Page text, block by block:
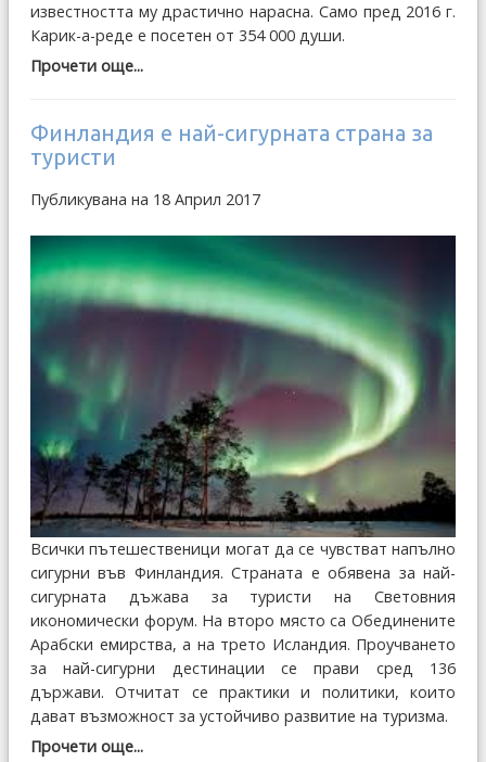
известността му драстично нарасна. Само пред 2016 г.
Карик-а-реде е посетен от 354 000 души.
Прочети още...
Финландия е най-сигурната страна за
туристи
Публикувана на 18 Април 2017
Всички пътешественици могат да се чувстват напълно
сигурни във Финландия. Страната е обявена за най-
сигурната дъжава за туристи на Световния
икономически форум. На второ място са Обединените
Арабски емирства, а на трето Исландия. Проучването
за най-сигурни дестинации се прави сред 136
държави. Отчитат се практики и политики, които
дават възможност за устойчиво развитие на туризма.
Прочети още...